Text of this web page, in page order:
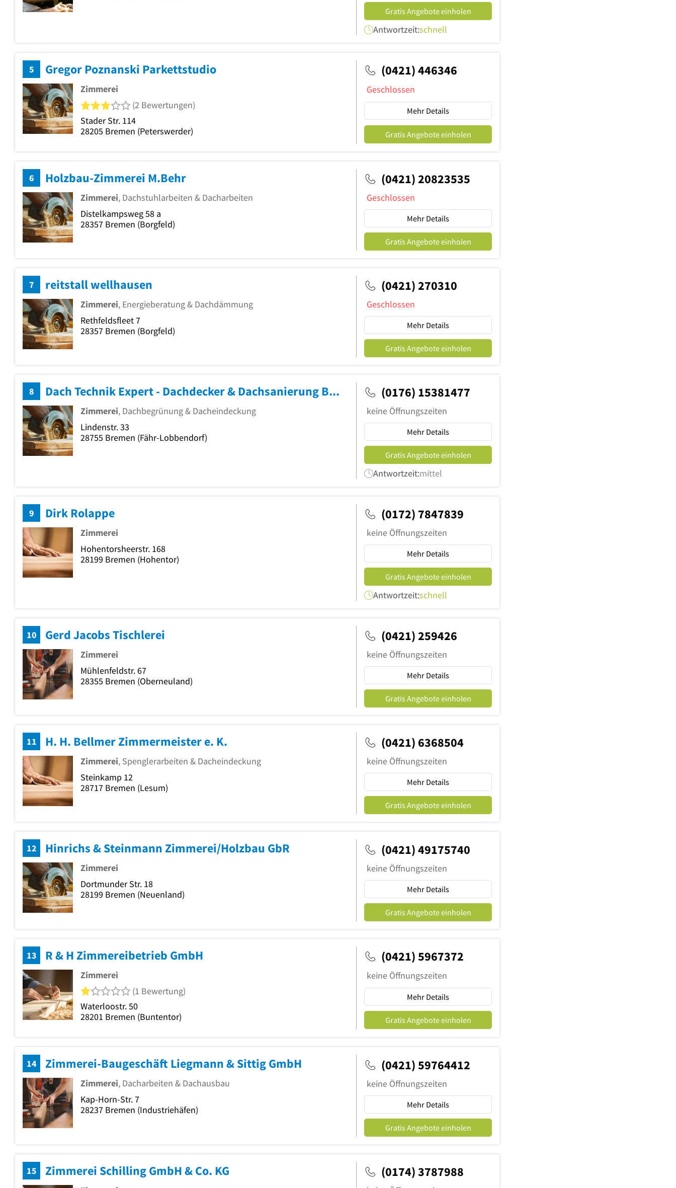
Gratis Angebote einholen
Antwortzeit:schnell
5 Gregor Poznanski Parkettstudio
Zimmerei
3 von 5 Sternen
(2 Bewertungen)
Stader Str. 114
28205 Bremen (Peterswerder)
(0421) 446346
Geschlossen
Mehr Details
Gratis Angebote einholen
6 Holzbau-Zimmerei M.Behr
Zimmerei, Dachstuhlarbeiten & Dacharbeiten
Distelkampsweg 58 a
28357 Bremen (Borgfeld)
(0421) 20823535
Geschlossen
Mehr Details
Gratis Angebote einholen
7 reitstall wellhausen
Zimmerei, Energieberatung & Dachdämmung
Rethfeldsfleet 7
28357 Bremen (Borgfeld)
(0421) 270310
Geschlossen
Mehr Details
Gratis Angebote einholen
8 Dach Technik Expert - Dachdecker & Dachsanierung Bremen
Zimmerei, Dachbegrünung & Dacheindeckung
Lindenstr. 33
28755 Bremen (Fähr-Lobbendorf)
(0176) 15381477
keine Öffnungszeiten
Mehr Details
Gratis Angebote einholen
Antwortzeit:mittel
9 Dirk Rolappe
Zimmerei
Hohentorsheerstr. 168
28199 Bremen (Hohentor)
(0172) 7847839
keine Öffnungszeiten
Mehr Details
Gratis Angebote einholen
Antwortzeit:schnell
10 Gerd Jacobs Tischlerei
Zimmerei
Mühlenfeldstr. 67
28355 Bremen (Oberneuland)
(0421) 259426
keine Öffnungszeiten
Mehr Details
Gratis Angebote einholen
11 H. H. Bellmer Zimmermeister e. K.
Zimmerei, Spenglerarbeiten & Dacheindeckung
Steinkamp 12
28717 Bremen (Lesum)
(0421) 6368504
keine Öffnungszeiten
Mehr Details
Gratis Angebote einholen
12 Hinrichs & Steinmann Zimmerei/Holzbau GbR
Zimmerei
Dortmunder Str. 18
28199 Bremen (Neuenland)
(0421) 49175740
keine Öffnungszeiten
Mehr Details
Gratis Angebote einholen
13 R & H Zimmereibetrieb GmbH
Zimmerei
1 von 5 Sternen
(1 Bewertung)
Waterloostr. 50
28201 Bremen (Buntentor)
(0421) 5967372
keine Öffnungszeiten
Mehr Details
Gratis Angebote einholen
14 Zimmerei-Baugeschäft Liegmann & Sittig GmbH
Zimmerei, Dacharbeiten & Dachausbau
Kap-Horn-Str. 7
28237 Bremen (Industriehäfen)
(0421) 59764412
keine Öffnungszeiten
Mehr Details
Gratis Angebote einholen
15 Zimmerei Schilling GmbH & Co. KG (0174) 3787988